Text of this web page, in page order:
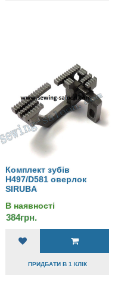
Комплект зубів
H497/D581 оверлок
SIRUBA
В наявності
384грн.
ПРИДБАТИ В 1 КЛІК